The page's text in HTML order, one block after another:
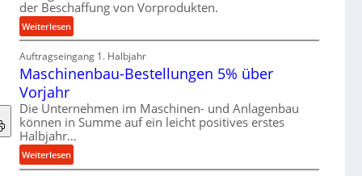
der Beschaffung von Vorprodukten.
Weiterlesen:
M
a
t
i
l
v
Auftragseingang 1. Halbjahr
Maschinenbau-Bestellungen 5% über
Vorjahr
Die Unternehmen im Maschinen- und Anlagenbau
können in Summe auf ein leicht positives erstes
Halbjahr…
Weiterlesen:
M